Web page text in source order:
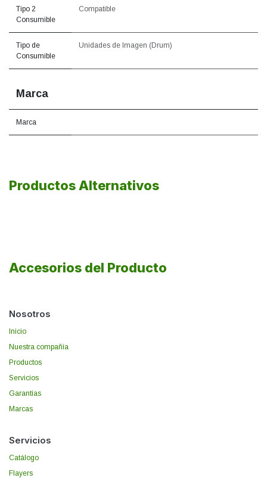
Tipo 2
Consumible
Compatible
Tipo de
Consumible
Unidades de Imagen (Drum)
Marca
Marca
Productos Alternativos
Accesorios del Producto
Nosotros
Inicio
Nuestra compañía
Productos
Servicios
Garantías
Marcas
Servicios
Catálogo
Flayers